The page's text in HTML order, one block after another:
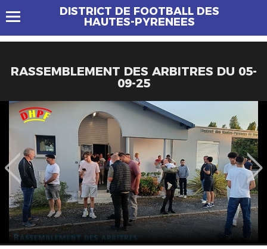
DISTRICT DE FOOTBALL DES
HAUTES-PYRENEES
RASSEMBLEMENT DES ARBITRES DU 05-
09-25